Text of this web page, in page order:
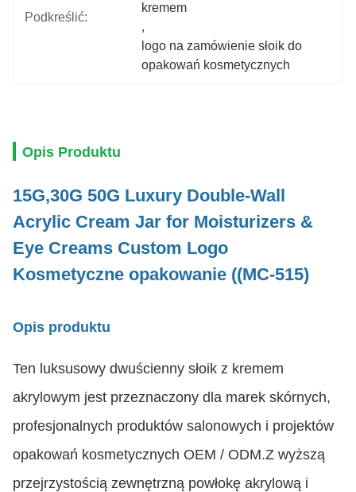
Podkreślić:
kremem
,
logo na zamówienie słoik do
opakowań kosmetycznych
Opis Produktu
15G,30G 50G Luxury Double-Wall
Acrylic Cream Jar for Moisturizers &
Eye Creams Custom Logo
Kosmetyczne opakowanie ((MC-515)
Opis produktu
Ten luksusowy dwuścienny słoik z kremem
akrylowym jest przeznaczony dla marek skórnych,
profesjonalnych produktów salonowych i projektów
opakowań kosmetycznych OEM / ODM.Z wyższą
przejrzystością zewnętrzną powłokę akrylową i